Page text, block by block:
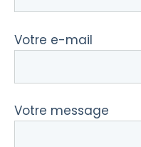
Votre e-mail
Votre message